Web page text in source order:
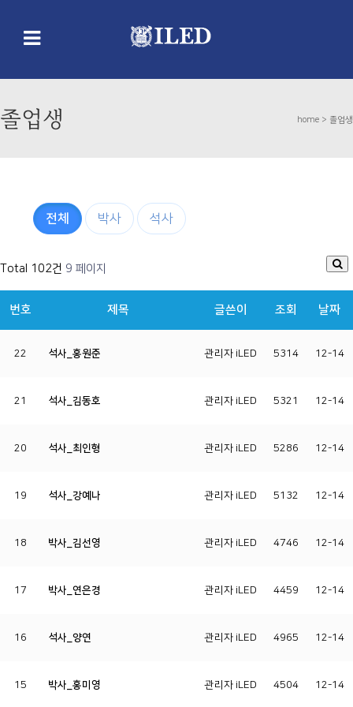
졸업생 home > 졸업생
전체 박사 석사
Total 102건 9 페이지
번호 제목 글쓴이 조회 날짜
22 석사_홍원준 관리자 iLED 5314 12-14
21 석사_김동호 관리자 iLED 5321 12-14
20 석사_최인형 관리자 iLED 5286 12-14
19 석사_강예나 관리자 iLED 5132 12-14
18 박사_김선영 관리자 iLED 4746 12-14
17 박사_연은경 관리자 iLED 4459 12-14
16 석사_양연 관리자 iLED 4965 12-14
15 박사_홍미영 관리자 iLED 4504 12-14